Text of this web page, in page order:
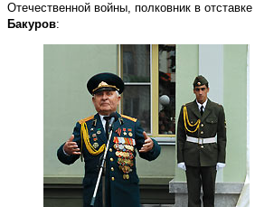
Отечественной войны, полковник в отставке
Бакуров: